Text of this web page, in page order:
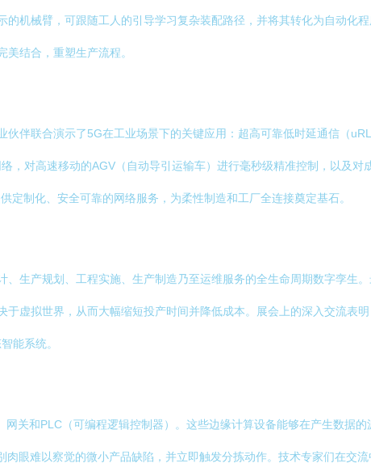
机械臂，可跟随工人的引导学习复杂装配路径，并将其转化为自动化
结合，重塑生产流程。
伴联合演示了5G在工业场景下的关键应用：超高可靠低时延通信（
对高速移动的AGV（自动导引运输车）进行毫秒级精准控制，以及对
制化、安全可靠的网络服务，为柔性制造和工厂全连接奠定基石。
生产规划、工程实施、生产制造乃至运维服务的全生命周期数字孪生
虚拟世界，从而大幅缩短投产时间并降低成本。展会上的深入交流表
能系统。
关和PLC（可编程逻辑控制器）。这些边缘计算设备能够在产生数据
眼难以察觉的微小产品缺陷，并立即触发分拣动作。技术专家们在交流